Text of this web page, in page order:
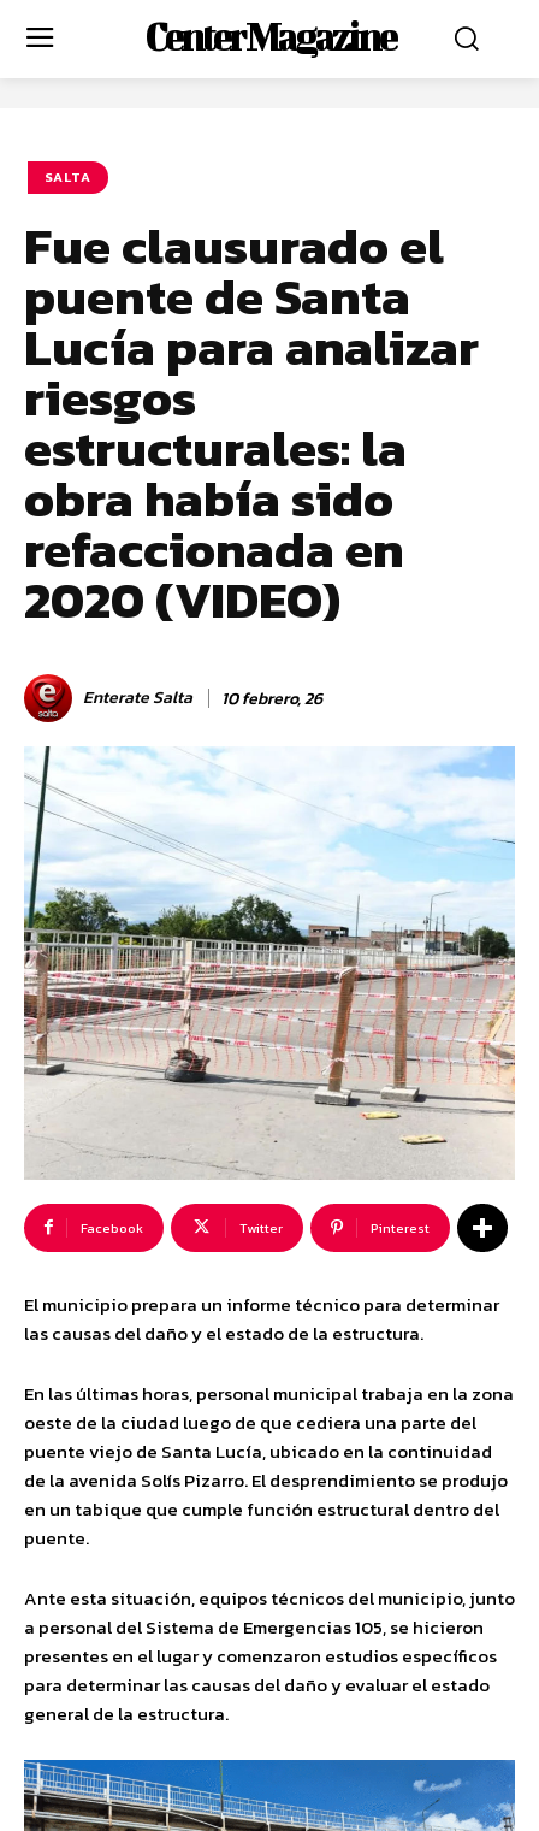
Center Magazine
SALTA
Fue clausurado el
puente de Santa
Lucía para analizar
riesgos
estructurales: la
obra había sido
refaccionada en
2020 (VIDEO)
Enterate Salta 10 febrero, 26
Facebook Twitter Pinterest
El municipio prepara un informe técnico para determinar
las causas del daño y el estado de la estructura.
En las últimas horas, personal municipal trabaja en la zona
oeste de la ciudad luego de que cediera una parte del
puente viejo de Santa Lucía, ubicado en la continuidad
de la avenida Solís Pizarro. El desprendimiento se produjo
en un tabique que cumple función estructural dentro del
puente.
Ante esta situación, equipos técnicos del municipio, junto
a personal del Sistema de Emergencias 105, se hicieron
presentes en el lugar y comenzaron estudios específicos
para determinar las causas del daño y evaluar el estado
general de la estructura.